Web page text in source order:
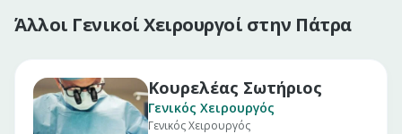
Άλλοι Γενικοί Χειρουργοί στην Πάτρα
Κουρελέας Σωτήριος
Γενικός Χειρουργός
Γενικός Χειρουργός